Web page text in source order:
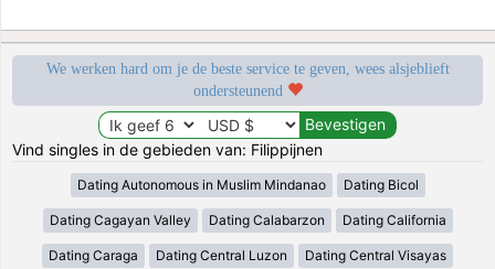
We werken hard om je de beste service te geven, wees alsjeblieft
ondersteunend
Vind singles in de gebieden van: Filippijnen
Dating Autonomous in Muslim Mindanao Dating Bicol
Dating Cagayan Valley Dating Calabarzon Dating California
Dating Caraga Dating Central Luzon Dating Central Visayas